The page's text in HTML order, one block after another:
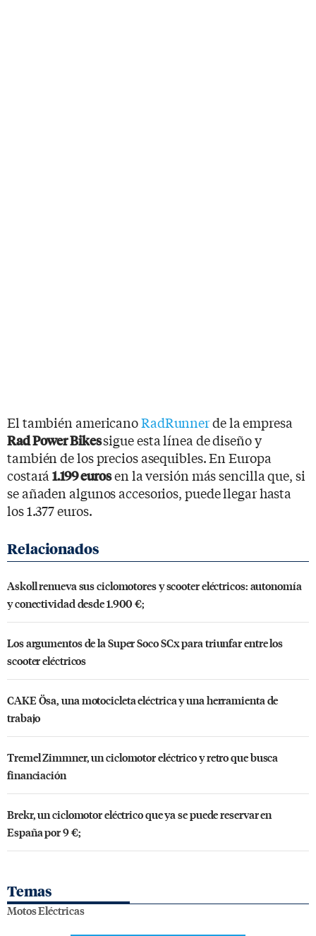
El también americanoRadRunnerde la empresa
Rad Power Bikessigue esta línea de diseño y
también de los precios asequibles. En Europa
costará1.199 eurosen la versión más sencilla que, si
se añaden algunos accesorios, puede llegar hasta
los 1.377 euros.
Askoll renueva sus ciclomotores y scooter eléctricos: autonomía
y conectividad desde 1.900 €;
Los argumentos de la Super Soco SCx para triunfar entre los
scooter eléctricos
CAKE Ösa, una motocicleta eléctrica y una herramienta de
trabajo
Tremel Zimmner, un ciclomotor eléctrico y retro que busca
financiación
Brekr, un ciclomotor eléctrico que ya se puede reservar en
España por 9 €;
Temas
Motos Eléctricas